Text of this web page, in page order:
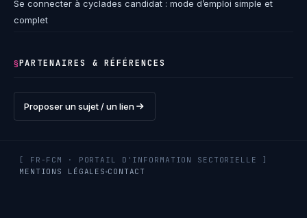
Se connecter à cyclades candidat : mode d’emploi simple et
complet
§PARTENAIRES & RÉFÉRENCES
Proposer un sujet / un lien
[ FR-FCM · PORTAIL D'INFORMATION SECTORIELLE ]
MENTIONS LÉGALES CONTACT